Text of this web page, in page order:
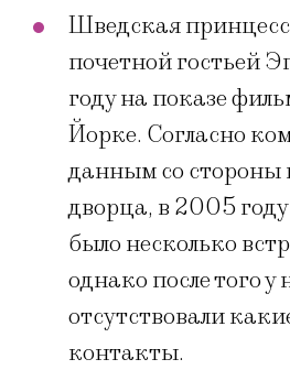
Шведская
почетной гостьей
году на показе
Йорке. Согласно
данным со стороны
дворца, в 2005
было несколько
однако после того у
отсутствовали
контакты.